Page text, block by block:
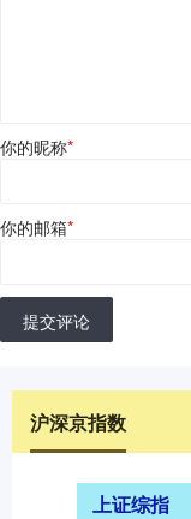
你的昵称*
你的邮箱*
提交评论
沪深京指数
上证综指